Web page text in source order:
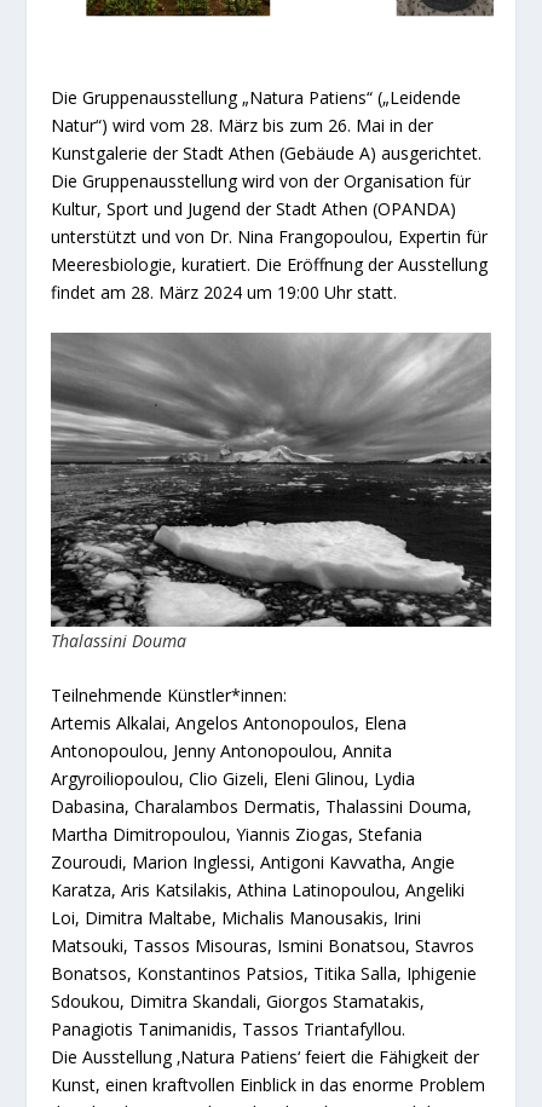
Die Gruppenausstellung „Natura Patiens“ („Leidende
Natur“) wird vom 28. März bis zum 26. Mai in der
Kunstgalerie der Stadt Athen (Gebäude A) ausgerichtet.
Die Gruppenausstellung wird von der Organisation für
Kultur, Sport und Jugend der Stadt Athen (OPANDA)
unterstützt und von Dr. Nina Frangopoulou, Expertin für
Meeresbiologie, kuratiert. Die Eröffnung der Ausstellung
findet am 28. März 2024 um 19:00 Uhr statt.
Thalassini Douma
Teilnehmende Künstler*innen:
Artemis Alkalai, Angelos Antonopoulos, Elena
Antonopoulou, Jenny Antonopoulou, Annita
Argyroiliopoulou, Clio Gizeli, Eleni Glinou, Lydia
Dabasina, Charalambos Dermatis, Thalassini Douma,
Martha Dimitropoulou, Yiannis Ziogas, Stefania
Zouroudi, Marion Inglessi, Antigoni Kavvatha, Angie
Karatza, Aris Katsilakis, Athina Latinopoulou, Angeliki
Loi, Dimitra Maltabe, Michalis Manousakis, Irini
Matsouki, Tassos Misouras, Ismini Bonatsou, Stavros
Bonatsos, Konstantinos Patsios, Titika Salla, Iphigenie
Sdoukou, Dimitra Skandali, Giorgos Stamatakis,
Panagiotis Tanimanidis, Tassos Triantafyllou.
Die Ausstellung ‚Natura Patiens‘ feiert die Fähigkeit der
Kunst, einen kraftvollen Einblick in das enorme Problem